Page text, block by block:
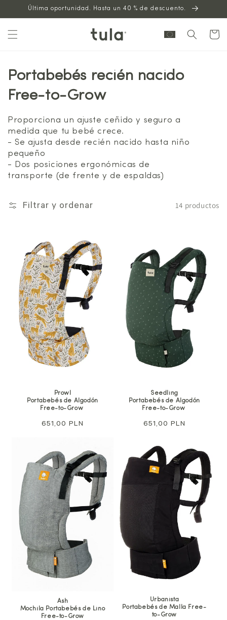
Saltar al
contenido
Última oportunidad. Hasta un 40 % de descuento.
Carrito
Portabebés recién nacido
Free-to-Grow
Proporciona un ajuste ceñido y seguro a
medida que tu bebé crece.
- Se ajusta desde recién nacido hasta niño
pequeño
- Dos posiciones ergonómicas de
transporte (de frente y de espaldas)
Filtrar y ordenar 14 productos
Prowl
Portabebés de Algodón
Free-to-Grow
Precio
651,00 PLN
Seedling
Portabebés de Algodón
Free-to-Grow
Precio
651,00 PLN
Ash
Mochila Portabebés de Lino
Free-to-Grow
Urbanista
Portabebés de Malla Free-
to-Grow